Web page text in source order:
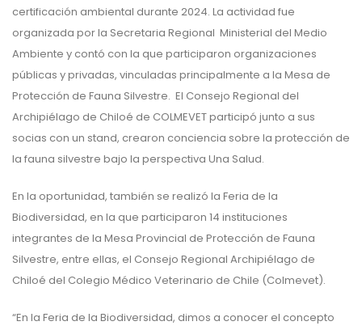
certificación ambiental durante 2024. La actividad fue
organizada por la Secretaria Regional Ministerial del Medio
Ambiente y contó con la que participaron organizaciones
públicas y privadas, vinculadas principalmente a la Mesa de
Protección de Fauna Silvestre. El Consejo Regional del
Archipiélago de Chiloé de COLMEVET participó junto a sus
socias con un stand, crearon conciencia sobre la protección de
la fauna silvestre bajo la perspectiva Una Salud.
En la oportunidad, también se realizó la Feria de la
Biodiversidad, en la que participaron 14 instituciones
integrantes de la Mesa Provincial de Protección de Fauna
Silvestre, entre ellas, el Consejo Regional Archipiélago de
Chiloé del Colegio Médico Veterinario de Chile (Colmevet).
“En la Feria de la Biodiversidad, dimos a conocer el concepto